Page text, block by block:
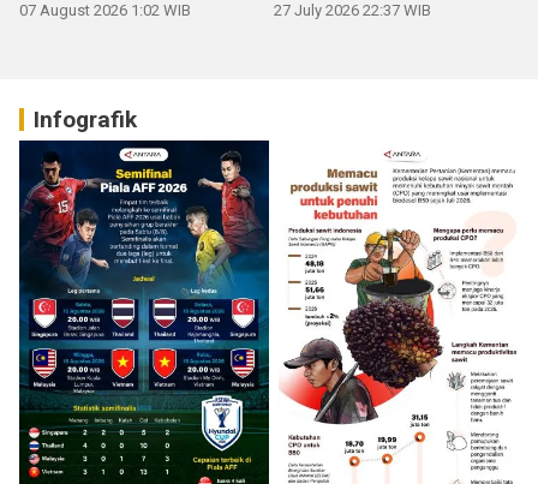
07 August 2026 1:02 WIB 27 July 2026 22:37 WIB
Infografik